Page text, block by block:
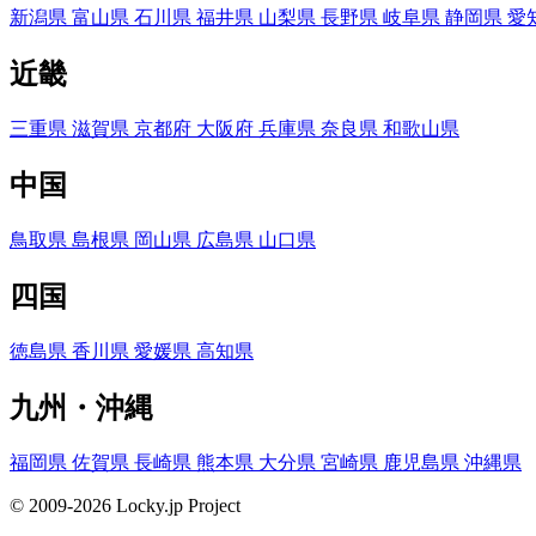
新潟県 富山県 石川県 福井県 山梨県 長野県 岐阜県 静岡県 愛
近畿
三重県 滋賀県 京都府 大阪府 兵庫県 奈良県 和歌山県
中国
鳥取県 島根県 岡山県 広島県 山口県
四国
徳島県 香川県 愛媛県 高知県
九州・沖縄
福岡県 佐賀県 長崎県 熊本県 大分県 宮崎県 鹿児島県 沖縄県
© 2009-2026 Locky.jp Project